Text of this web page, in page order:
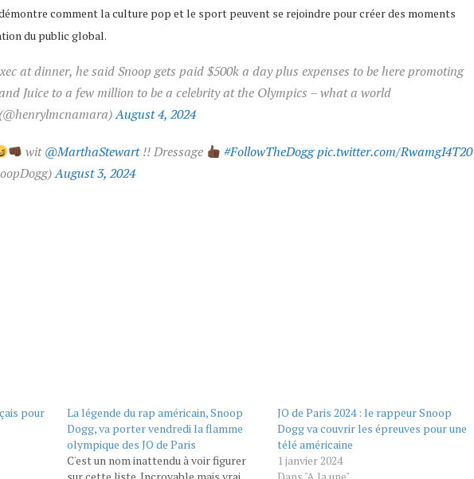
comment la culture pop et le sport peuvent se rejoindre pour créer des moments
du public global.
at dinner, he said Snoop gets paid $500k a day plus expenses to be here promoting
Juice to a few million to be a celebrity at the Olympics – what a world
August 4, 2024
wit@MarthaStewart!! Dressage #FollowTheDoggpic.twitter.com/RwamgI4T20
August 3, 2024
pour
La légende du rap américain, Snoop
Dogg, va porter vendredi la flamme
olympique des JO de Paris
C'est un nom inattendu à voir figurer
JO de Paris 2024 : le rappeur Snoop
Dogg va couvrir les épreuves pour une
télé américaine
1 janvier 2024